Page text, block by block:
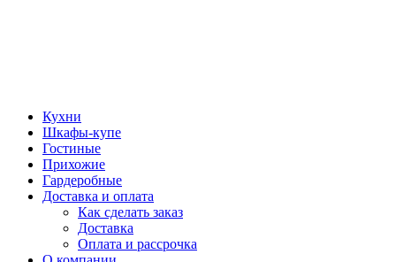
Кухни
Шкафы-купе
Гостиные
Прихожие
Гардеробные
Доставка и оплата
Как сделать заказ
Доставка
Оплата и рассрочка